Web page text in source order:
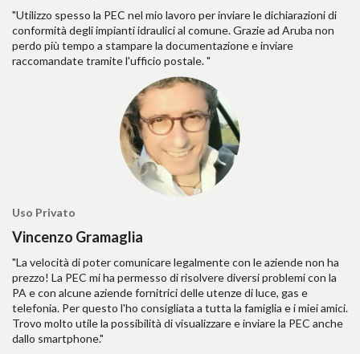
"Utilizzo spesso la PEC nel mio lavoro per inviare le dichiarazioni di
conformità degli impianti idraulici al comune. Grazie ad Aruba non
perdo più tempo a stampare la documentazione e inviare
raccomandate tramite l'ufficio postale. "
Uso Privato
Vincenzo Gramaglia
"La velocità di poter comunicare legalmente con le aziende non ha
prezzo! La PEC mi ha permesso di risolvere diversi problemi con la
PA e con alcune aziende fornitrici delle utenze di luce, gas e
telefonia. Per questo l'ho consigliata a tutta la famiglia e i miei amici.
Trovo molto utile la possibilità di visualizzare e inviare la PEC anche
dallo smartphone."